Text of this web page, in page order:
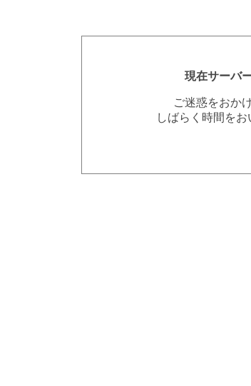
現在サーバ
ご迷惑をおか
しばらく時間をお